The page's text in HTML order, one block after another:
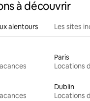
à découvrir
alentours Les sites
Paris
Locations
Dublin
Locations